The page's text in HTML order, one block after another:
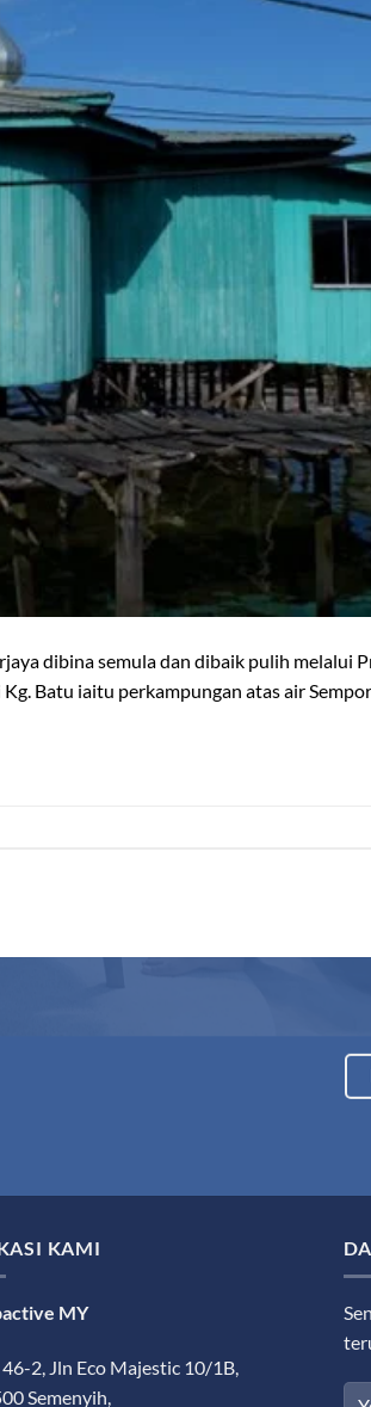
dibina semula dan dibaik pulih melalui
Batu iaitu perkampungan atas air
KAMI
MY
46-2, Jln Eco Majestic 10/1B,
Semenyih,